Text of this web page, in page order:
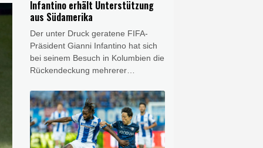
Infantino erhält Unterstützung
aus Südamerika
Der unter Druck geratene FIFA-
Präsident Gianni Infantino hat sich
bei seinem Besuch in Kolumbien die
Rückendeckung mehrerer
Verbände gesichert. Allen voran
Alejandro Dominguez, Präsident
des Kontinentalverbandes
CONMEBOL, zeigte sich nach
einem Treffen in Cali versöhnlich.